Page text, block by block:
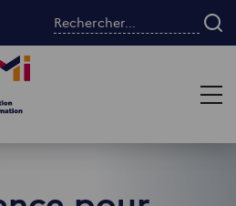
Rechercher...